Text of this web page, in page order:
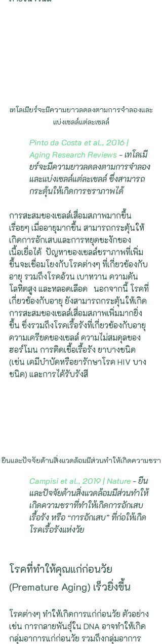
เทโลเมียร์จะมีความยาวลดลงตามการจำลองและ
แบ่งเซลล์แต่ละเซลล์
Pinto da Costa et al., 2016 |
Aging Research Reviews - เทโลเมี
ยร์จะมีความยาวลดลงตามการจำลอง
และแบ่งเซลล์แต่ละเซลล์ ซึ่งสามารถ
กระตุ้นให้เกิดการชราภาพได้
การสะสมของเซลล์เสื่อมสภาพมากขึ้น
เรื่อยๆ เมื่ออายุมากขึ้น สามารถกระตุ้นให้
เกิดการอักเสบและการหยุดชะงักของ
เนื้อเยื่อได้  ปัญหาของเซลล์ชราภาพที่เพิ่ม
ขึ้นจะเชื่อมโยงกับโรคต่างๆ ที่เกี่ยวข้องกับ
อายุ รวมถึงโรคอ้วน เบาหวาน ความดัน
โลหิตสูง และหลอดเลือด   นอกจากนี้ โรคที่
เกี่ยวข้องกับอายุ ยังสามารถกระตุ้นให้เกิด
การสะสมของเซลล์เสื่อมสภาพเพิ่มมากยิ่ง
ขึ้น ซึ่งรวมถึงโรคเรื้อรังที่เกี่ยวข้องกับอายุ
ความเครียดของเซลล์ ความไม่สมดุลของ
ฮอร์โมน การติดเชื้อเรื้อรัง ยาบางชนิด
(เช่น เคมีบำบัดหรือยารักษาโรค HIV บาง
ชนิด) และการได้รับรังสี
ยีนและปัจจัยด้านสิ่งแวดล้อมมีส่วนทำให้เกิดความชรา
Campisi et al., 2019 | Nature - ยีน
และปัจจัยด้านสิ่งแวดล้อมมีส่วนทำให้
เกิดความชราที่ทำให้เกิดการอักเสบ
เรื้อรัง หรือ “การอักเสบ” ที่ก่อให้เกิด
โรคเรื้อรังแห่งวัย
โรคที่ทำให้คุณแก่ก่อนวัย
(Premature Aging) เร็วยิ่งขี้น
โรคต่างๆ ทำให้เกิดการแก่ก่อนวัย ตัวอย่าง
เช่น การกลายพันธุ์ใน DNA อาจทำให้เกิด
กลุ่มอาการแก่ก่อนวัย รวมถึงกลุ่มอาการ